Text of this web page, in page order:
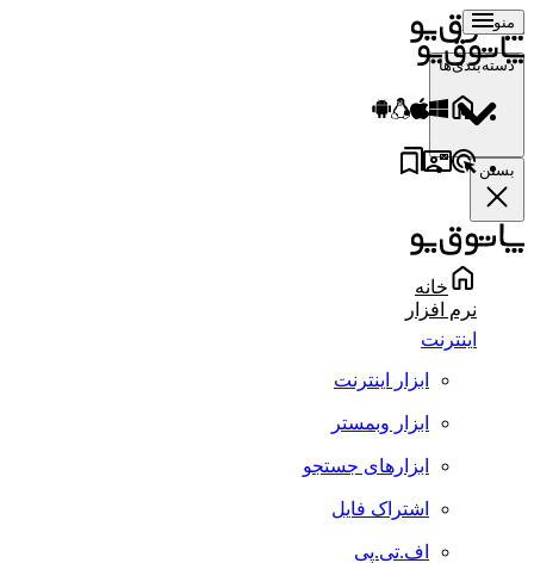
منو
دسته‌بندی‌ها
بستن
خانه
نرم افزار
اینترنت
ابزار اینترنت
ابزار وبمستر
ابزارهای جستجو
اشتراک فایل
اف.تی.پی